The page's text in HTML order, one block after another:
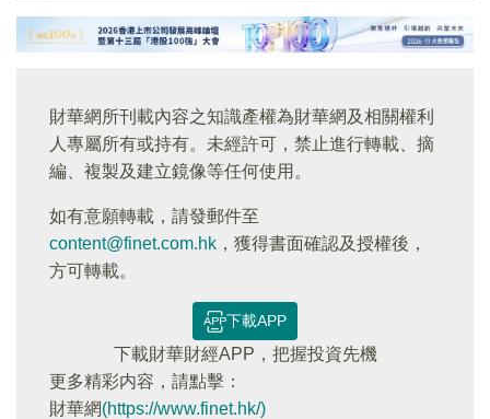
財華網所刊載內容之知識產權為財華網及相關權利
人專屬所有或持有。未經許可，禁止進行轉載、摘
編、複製及建立鏡像等任何使用。
如有意願轉載，請發郵件至
content@finet.com.hk ，獲得書面確認及授權後，
方可轉載。
下載APP
下載財華財經APP，把握投資先機
更多精彩内容，請點擊：
財華網(https://www.finet.hk/)